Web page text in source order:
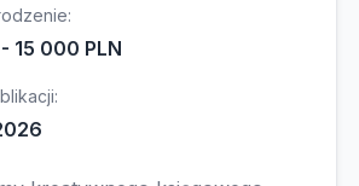
15 000 PLN